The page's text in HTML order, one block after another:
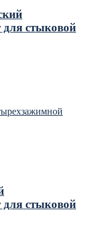
стыковой
стыковой